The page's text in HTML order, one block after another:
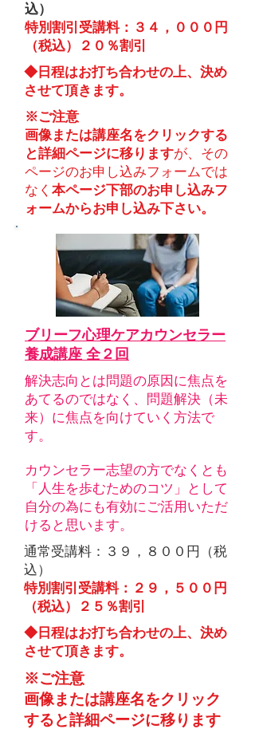
込）
特別割引受講料：３４，０００円
（税込）２０％割引
​◆日程はお打ち合わせの上、決め
させて頂きます。
※ご注意
画像または講座名をクリックする
と詳細ページに移りますが、​その
ページのお申し込みフォームでは
なく 本ページ下部のお申し込みフ
ォームからお申し込み下さい。
ブリーフ心理ケアカウンセラー
養成講座 全２回
解決志向とは問題の原因に焦点を
あてるのではなく、
問題解決（未
来）に焦点を向けていく方法で
す。
カウンセラー志望の方でなくとも
「人生を歩むためのコツ」として
自分の為にも有効にご活用いただ
けると思います。
​通常受講料：３９，８００円（税
込）
特別割引受講料：２９，５００円
（税込）２５％割引
​◆日程はお打ち合わせの上、決め
させて頂きます。
※ご注意
画像または講座名をクリック
すると詳細ページに移ります